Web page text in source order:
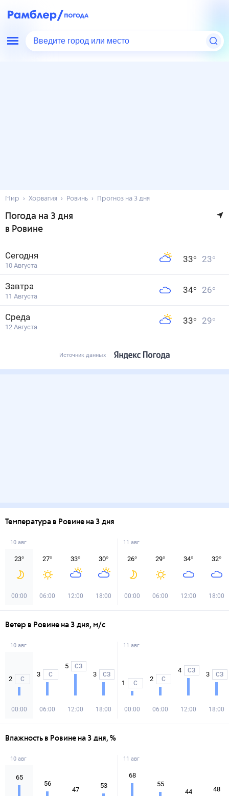
Введите город или место
Мир Хорватия Ровинь Прогноз на 3 дня
Погода на 3 дня
в Ровине
Сегодня
10 Августа
33° 23°
Завтра
11 Августа
34° 26°
Среда
12 Августа
33° 29°
Источник данных
Температура в Ровине на 3 дня
10 авг
23°
00:00
27°
06:00
33°
12:00
30°
18:00
11 авг
26°
00:00
29°
06:00
34°
12:00
32°
18:00
Ветер в Ровине на 3 дня, м/с
10 авг
2 С
00:00
3 С
06:00
5 СЗ
12:00
3 СЗ
18:00
11 авг
1 С
00:00
2 С
06:00
4 СЗ
12:00
3 СЗ
18:00
Влажность в Ровине на 3 дня, %
10 авг
65
56
47
53
11 авг
68
55
44 48